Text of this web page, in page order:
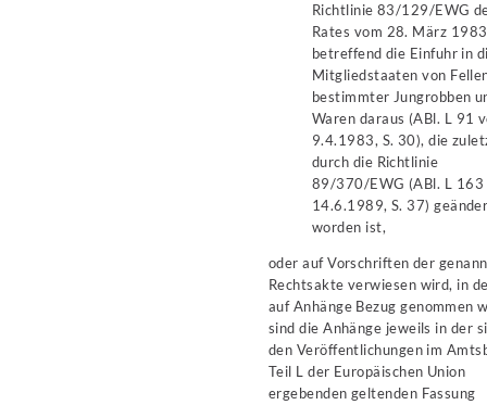
Richtlinie 83/129/EWG
Rates vom 28. März 1983
betreffend die Einfuhr in
Mitgliedstaaten von
bestimmter Jungrobben
Waren daraus (ABl. L 91
9.4.1983, S. 30), die
durch die Richtlinie
89/370/EWG (ABl. L 163
14.6.1989, S. 37)
worden ist,
oder auf Vorschriften der
Rechtsakte verwiesen wird, in
auf Anhänge Bezug genommen
sind die Anhänge jeweils in der
den Veröffentlichungen im
Teil L der Europäischen Union
ergebenden geltenden Fassung